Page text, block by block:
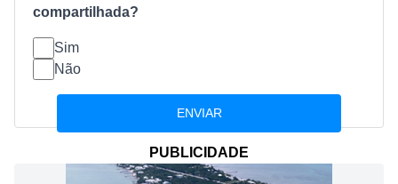
compartilhada?
Sim
Não
PUBLICIDADE